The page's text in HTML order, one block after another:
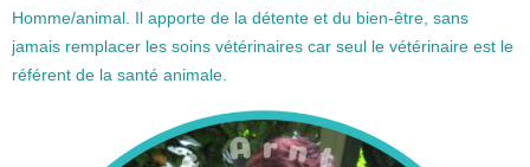
Homme/animal. Il apporte de la détente et du bien-être, sans
jamais remplacer les soins vétérinaires car seul le vétérinaire est le
référent de la santé animale.